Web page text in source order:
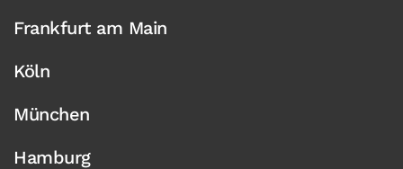
Frankfurt am Main
Köln
München
Hamburg